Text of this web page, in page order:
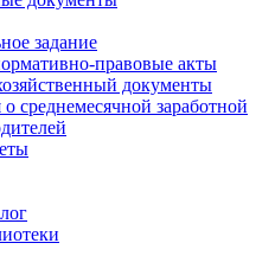
задание
правовые акты
документы
среднемесячной заработной